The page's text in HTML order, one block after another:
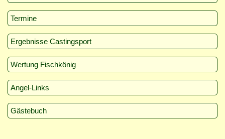
Termine
Ergebnisse Castingsport
Wertung Fischkönig
Angel-Links
Gästebuch